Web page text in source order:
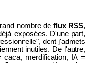
nombre de flux RSS,
exposées. D'une part,
dont j'admets
inutiles. De l'autre,
caca, merdification, IA =